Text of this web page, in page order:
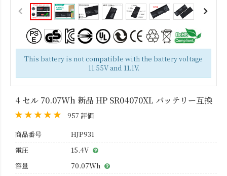
This battery is not compatible with the battery voltage
11.55V and 11.1V.
4 セル 70.07Wh 新品 HP SR04070XL バッテリー互換
957 評価
商品番号
HJP931
電圧
15.4V
容量
70.07Wh